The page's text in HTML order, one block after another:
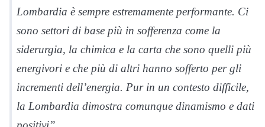
Lombardia è sempre estremamente performante. Ci
sono settori di base più in sofferenza come la
siderurgia, la chimica e la carta che sono quelli più
energivori e che più di altri hanno sofferto per gli
incrementi dell’energia. Pur in un contesto difficile,
la Lombardia dimostra comunque dinamismo e dati